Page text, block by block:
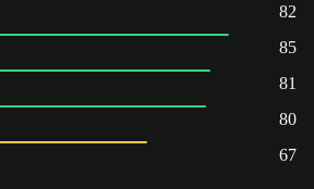
82
85
81
80
67